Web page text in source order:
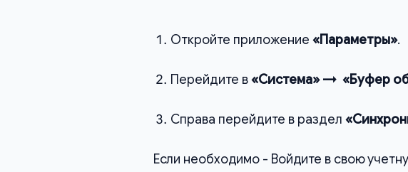
Откройте приложение «Параметры».
Перейдите в«Система» → «Буфер
Справа перейдите в раздел
Если необходимо - Войдите в свою